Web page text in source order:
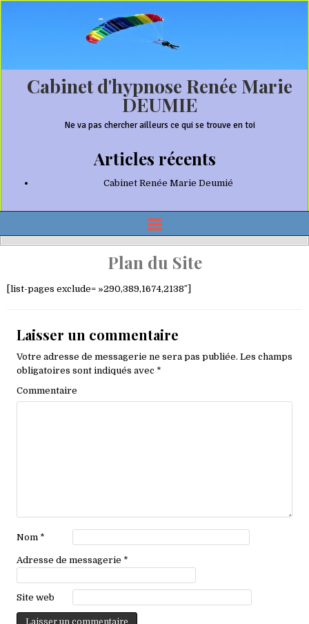
Cabinet d'hypnose Renée Marie
DEUMIE
Ne va pas chercher ailleurs ce qui se trouve en toi
Articles récents
Cabinet Renée Marie Deumié
Plan du Site
[list-pages exclude= »290,389,1674,2138″]
Laisser un commentaire
Votre adresse de messagerie ne sera pas publiée. Les champs
obligatoires sont indiqués avec *
Commentaire
Nom *
Adresse de messagerie *
Site web